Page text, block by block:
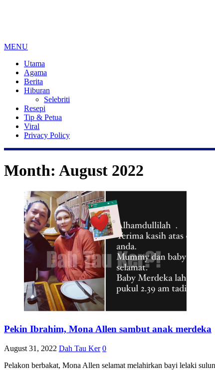
MENU
Utama
Agama
Berita
Hiburan
Selebriti
Resepi
Tip & Petua
Viral
Privacy Policy
Month: August 2022
Pekin Ibrahim, Mona Allen sambut anak merdeka
August 31, 2022 Dah Tau Ker 0
Pelakon berbakat, Mona Allen selamat melahirkan bayi lelaki